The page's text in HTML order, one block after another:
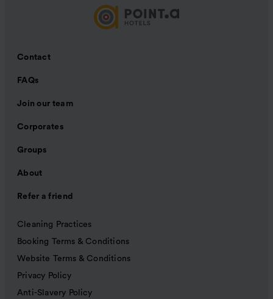
Contact
FAQs
Join our team
Corporates
Groups
About
Refer a friend
Cleaning Practices
Booking Terms & Conditions
Website Terms & Conditions
Privacy Policy
Anti-Slavery Policy